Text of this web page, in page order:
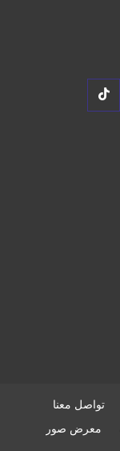
تواصل معنا
معرض صور